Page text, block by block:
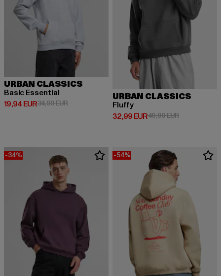
URBAN CLASSICS
Basic Essential
19,94 EUR
Derzeitiger Preis: 19,94 EUR
34,99 EURAktionspreis: 34,99 EUR
URBAN CLASSICS
Fluffy
32,99 EUR
Derzeitiger Preis: 32,99 EUR
49,99 EURAktionspreis:
-34% -54%